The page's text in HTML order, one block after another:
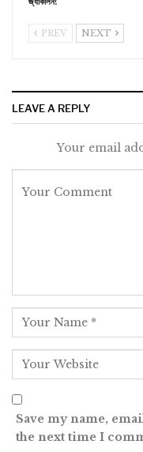
PREV NEXT
LEAVE A REPLY
Your email
Save my name,
the next time I